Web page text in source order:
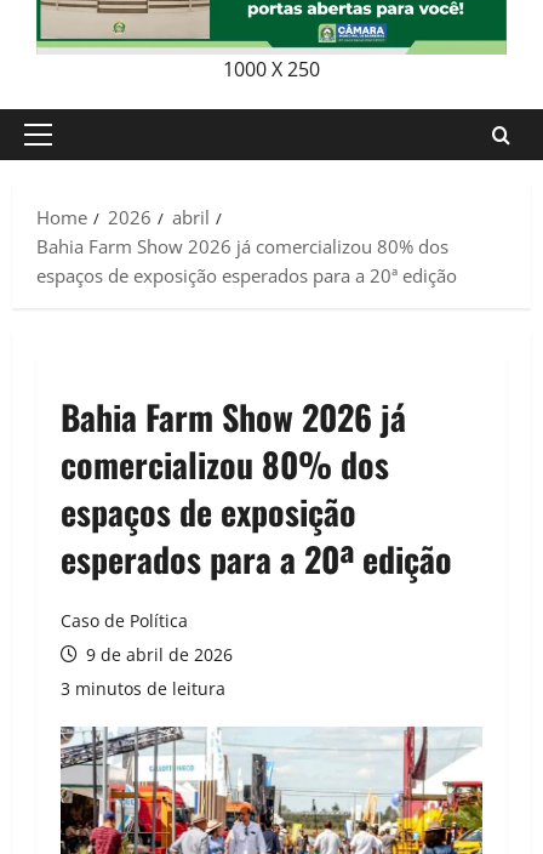
1000 X 250
Primary
Home
2026
abril
Bahia Farm Show 2026 já comercializou 80% dos
espaços de exposição esperados para a 20ª edição
Bahia Farm Show 2026 já
comercializou 80% dos
espaços de exposição
esperados para a 20ª edição
Caso de Política
9 de abril de 2026
3 minutos de leitura